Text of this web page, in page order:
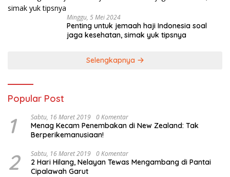
Minggu, 5 Mei 2024
Penting untuk jemaah haji Indonesia soal
jaga kesehatan, simak yuk tipsnya
Selengkapnya
Popular Post
1 Sabtu, 16 Maret 2019 0 Komentar
Menag Kecam Penembakan di New Zealand: Tak
Berperikemanusiaan!
2 Sabtu, 16 Maret 2019 0 Komentar
2 Hari Hilang, Nelayan Tewas Mengambang di Pantai
Cipalawah Garut